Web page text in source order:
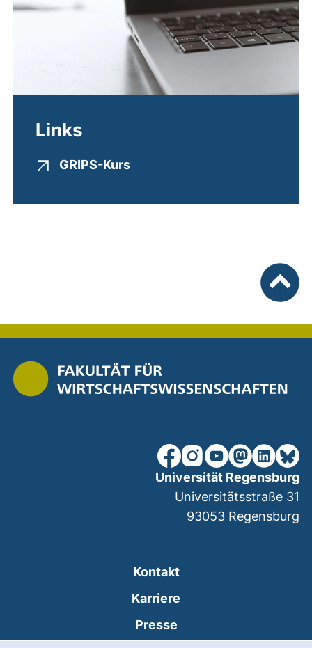
Links
GRIPS-Kurs(externer Link, öffnet neues
nach
unsere Facebook-Seite
unsere Instagram-
unsere YouTube-
unsereunsere
Kontakt
Karriere
Presse
Universität Regensburg
Universitätsstraße 31
93053 Regensburg